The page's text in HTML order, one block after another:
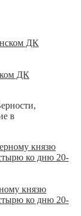
ДК
в
князю
ко дню 20-